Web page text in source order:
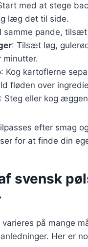
med at stege
læg det til side.
samme pande,
: Tilsæt løg,
minutter.
: Kog kartoflerne
fløden over
: Steg eller kog
efter smag
for at finde din
svensk
på mange
Her er